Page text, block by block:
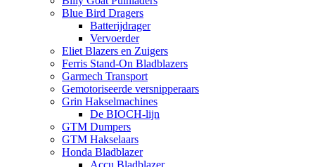
Blue Bird Dragers
Batterijdrager
Vervoerder
Eliet Blazers en Zuigers
Ferris Stand-On Bladblazers
Garmech Transport
Gemotoriseerde versnipperaars
Grin Hakselmachines
De BIOCH-lijn
GTM Dumpers
GTM Hakselaars
Honda Bladblazer
Accu Bladblazer